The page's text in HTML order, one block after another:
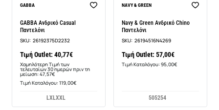
-14%
GABBA
GABBA Ανδρικό Casual
Παντελόνι
SKU: 26192375D2232
Τιμή Outlet: 40,77€
Χαμηλότερη Τιμή των
τελευταίων 30 ημερών πριν τη
μείωση: 47,57€
Τιμή Καταλόγου: 119,00€
LXLXXL
NAVY & GREEN
Navy & Green Ανδρικό Chino
Παντελόνι
SKU: 26194516N4269
Τιμή Outlet: 57,00€
Τιμή Καταλόγου: 95,00€
505254